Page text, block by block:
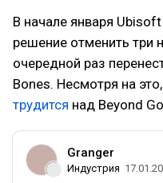
В начале января
решение отменить три
очередной раз
Bones. Несмотря на
трудится над Beyond
Granger
Индустрия